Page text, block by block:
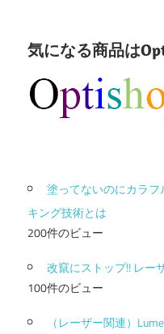
気になる商品は
塗ってないのにカラ
キング技術とは
200件のビュー
改竄にストップ!! レー
100件のビュー
（レーザー関連）